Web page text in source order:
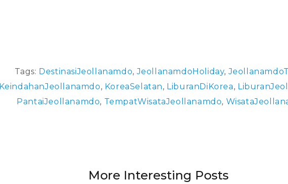
Tags: DestinasiJeollanamdo,JeollanamdoHoliday,
KeindahanJeollanamdo, KoreaSelatan, LiburanDiKorea,
PantaiJeollanamdo, TempatWisataJeollanamdo,
More Interesting Posts